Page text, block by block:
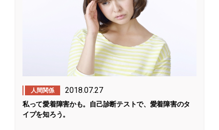
人間関係 2018.07.27
私って愛着障害かも。自己診断テストで、愛着障害のタ
イプを知ろう。